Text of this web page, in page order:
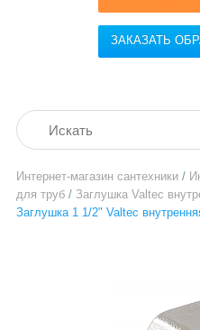
ЗАКАЗАТЬ
Интернет-магазин сантехники /
для труб / Заглушка Valtec
Заглушка 1 1/2" Valtec